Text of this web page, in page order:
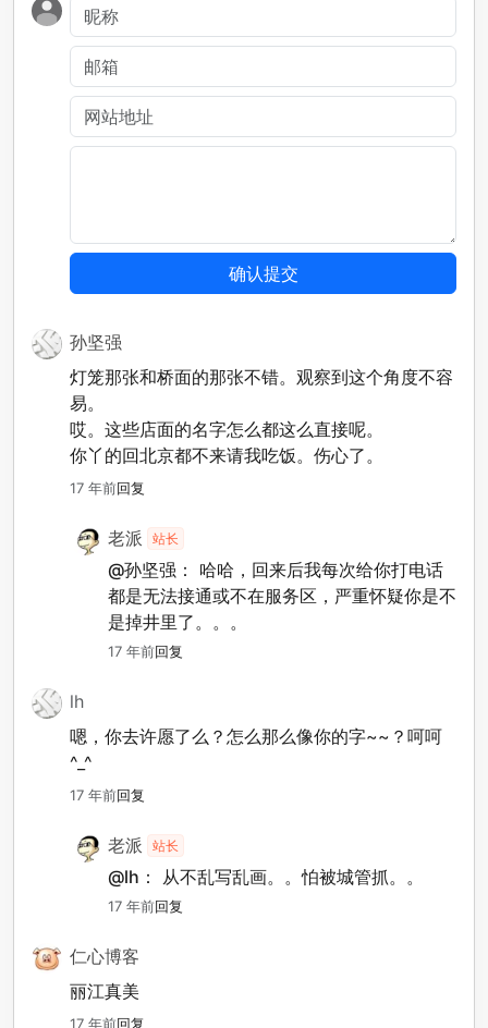
孙坚强
灯笼那张和桥面的那张不错。观察到这个角度不容
易。
哎。这些店面的名字怎么都这么直接呢。
你丫的回北京都不来请我吃饭。伤心了。
17 年前回复
老派 站长
@孙坚强：
哈哈，回来后我每次给你打电话
都是无法接通或不在服务区，严重怀疑你是不
是掉井里了。。。
17 年前回复
lh
嗯，你去许愿了么？怎么那么像你的字~~？呵呵
^_^
17 年前回复
老派 站长
@lh： 从不乱写乱画。。怕被城管抓。。
17 年前回复
仁心博客
丽江真美
17 年前回复